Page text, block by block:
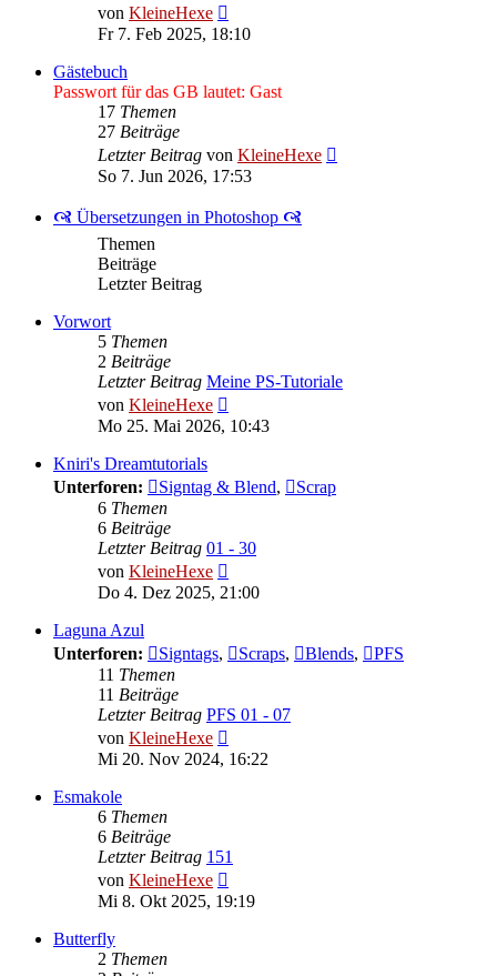
von KleineHexe
Beitrag
Fr 7. Feb 2025, 18:10
Gästebuch
Passwort für das GB lautet: Gast
17 Themen
27 Beiträge
Letzter Beitrag von KleineHexe
So 7. Jun 2026, 17:53
🙧 Übersetzungen in Photoshop 🙧
Themen
Beiträge
Letzter Beitrag
Vorwort
5 Themen
2 Beiträge
Letzter Beitrag Meine PS-Tutoriale
von KleineHexe
Beitrag
Mo 25. Mai 2026, 10:43
Kniri's Dreamtutorials
Unterforen:
Signtag & Blend,
Scrap
6 Themen
6 Beiträge
Letzter Beitrag 01 - 30
von KleineHexe
Beitrag
Do 4. Dez 2025, 21:00
Laguna Azul
Unterforen:
Signtags, Scraps, Blends,
PFS
11 Themen
11 Beiträge
Letzter Beitrag PFS 01 - 07
von KleineHexe
Beitrag
Mi 20. Nov 2024, 16:22
Esmakole
6 Themen
6 Beiträge
Letzter Beitrag 151
von KleineHexe
Beitrag
Mi 8. Okt 2025, 19:19
Butterfly
2 Themen